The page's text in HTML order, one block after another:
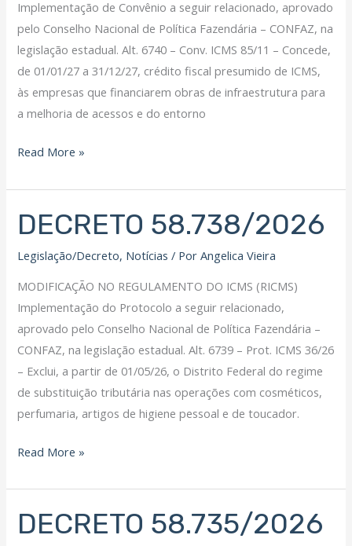
Implementação de Convênio a seguir relacionado, aprovado
pelo Conselho Nacional de Política Fazendária – CONFAZ, na
legislação estadual. Alt. 6740 – Conv. ICMS 85/11 – Concede,
de 01/01/27 a 31/12/27, crédito fiscal presumido de ICMS,
às empresas que financiarem obras de infraestrutura para
a melhoria de acessos e do entorno
Read More »
DECRETO 58.738/2026
Legislação/Decreto, Notícias / PorAngelica Vieira
MODIFICAÇÃO NO REGULAMENTO DO ICMS (RICMS)
Implementação do Protocolo a seguir relacionado,
aprovado pelo Conselho Nacional de Política Fazendária –
CONFAZ, na legislação estadual. Alt. 6739 – Prot. ICMS 36/26
– Exclui, a partir de 01/05/26, o Distrito Federal do regime
de substituição tributária nas operações com cosméticos,
perfumaria, artigos de higiene pessoal e de toucador.
DECRETO
58.738/2026
Read More »
DECRETO 58.735/2026
DECRETO
58.735/2026